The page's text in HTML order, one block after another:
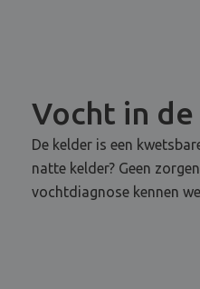
Vocht in
De kelder is een
natte kelder? Geen
vochtdiagnose kennen